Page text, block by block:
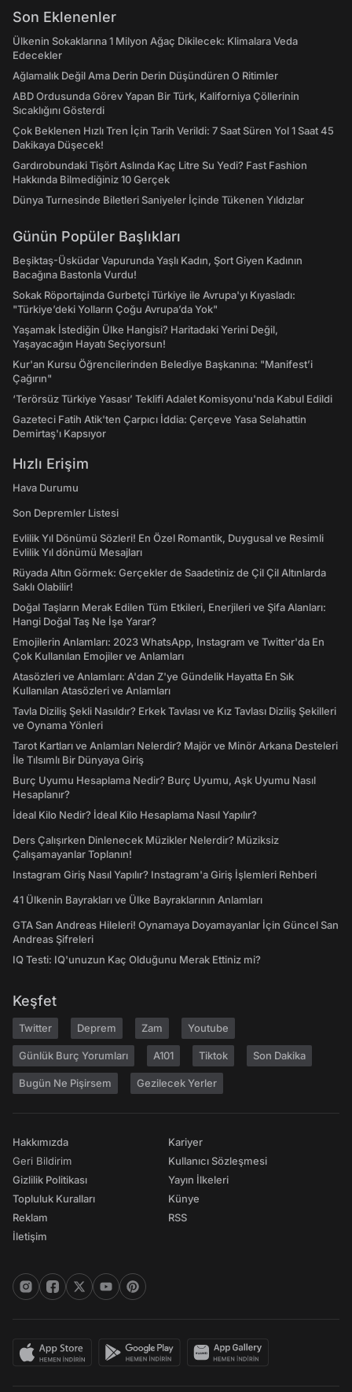
Son Eklenenler
Ülkenin Sokaklarına 1 Milyon Ağaç Dikilecek: Klimalara Veda
Edecekler
Ağlamalık Değil Ama Derin Derin Düşündüren O Ritimler
ABD Ordusunda Görev Yapan Bir Türk, Kaliforniya Çöllerinin
Sıcaklığını Gösterdi
Çok Beklenen Hızlı Tren İçin Tarih Verildi: 7 Saat Süren Yol 1 Saat 45
Dakikaya Düşecek!
Gardırobundaki Tişört Aslında Kaç Litre Su Yedi? Fast Fashion
Hakkında Bilmediğiniz 10 Gerçek
Dünya Turnesinde Biletleri Saniyeler İçinde Tükenen Yıldızlar
Günün Popüler Başlıkları
Beşiktaş-Üsküdar Vapurunda Yaşlı Kadın, Şort Giyen Kadının
Bacağına Bastonla Vurdu!
Sokak Röportajında Gurbetçi Türkiye ile Avrupa'yı Kıyasladı:
"Türkiye’deki Yolların Çoğu Avrupa’da Yok"
Yaşamak İstediğin Ülke Hangisi? Haritadaki Yerini Değil,
Yaşayacağın Hayatı Seçiyorsun!
Kur'an Kursu Öğrencilerinden Belediye Başkanına: "Manifest’i
Çağırın"
‘Terörsüz Türkiye Yasası’ Teklifi Adalet Komisyonu'nda Kabul Edildi
Gazeteci Fatih Atik'ten Çarpıcı İddia: Çerçeve Yasa Selahattin
Demirtaş'ı Kapsıyor
Hızlı Erişim
Hava Durumu
Son Depremler Listesi
Evlilik Yıl Dönümü Sözleri! En Özel Romantik, Duygusal ve Resimli
Evlilik Yıl dönümü Mesajları
Rüyada Altın Görmek: Gerçekler de Saadetiniz de Çil Çil Altınlarda
Saklı Olabilir!
Doğal Taşların Merak Edilen Tüm Etkileri, Enerjileri ve Şifa Alanları:
Hangi Doğal Taş Ne İşe Yarar?
Emojilerin Anlamları: 2023 WhatsApp, Instagram ve Twitter'da En
Çok Kullanılan Emojiler ve Anlamları
Atasözleri ve Anlamları: A'dan Z'ye Gündelik Hayatta En Sık
Kullanılan Atasözleri ve Anlamları
Tavla Diziliş Şekli Nasıldır? Erkek Tavlası ve Kız Tavlası Diziliş Şekilleri
ve Oynama Yönleri
Tarot Kartları ve Anlamları Nelerdir? Majör ve Minör Arkana Desteleri
İle Tılsımlı Bir Dünyaya Giriş
Burç Uyumu Hesaplama Nedir? Burç Uyumu, Aşk Uyumu Nasıl
Hesaplanır?
İdeal Kilo Nedir? İdeal Kilo Hesaplama Nasıl Yapılır?
Ders Çalışırken Dinlenecek Müzikler Nelerdir? Müziksiz
Çalışamayanlar Toplanın!
Instagram Giriş Nasıl Yapılır? Instagram'a Giriş İşlemleri Rehberi
41 Ülkenin Bayrakları ve Ülke Bayraklarının Anlamları
GTA San Andreas Hileleri! Oynamaya Doyamayanlar İçin Güncel San
Andreas Şifreleri
IQ Testi: IQ'unuzun Kaç Olduğunu Merak Ettiniz mi?
Keşfet
Twitter Deprem Zam Youtube
Günlük Burç Yorumları A101 Tiktok Son Dakika
Bugün Ne Pişirsem Gezilecek Yerler
Hakkımızda
Geri Bildirim
Gizlilik Politikası
Topluluk Kuralları
Reklam
İletişim
Kariyer
Kullanıcı Sözleşmesi
Yayın İlkeleri
Künye
RSS